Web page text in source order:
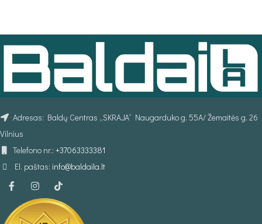
Adresas: Baldų Centras „SKRAJA“ Naugarduko g. 55A/ Žemaitės g. 26
Vilnius
Telefono nr.: +37063333381
El. paštas: info@baldaila.lt